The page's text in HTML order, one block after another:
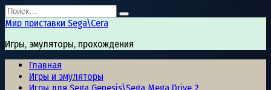
Перейти
к
содержанию
Search
for:
Мир приставки Sega\Сега
Игры, эмуляторы, прохождения
Главная
Игры и эмуляторы